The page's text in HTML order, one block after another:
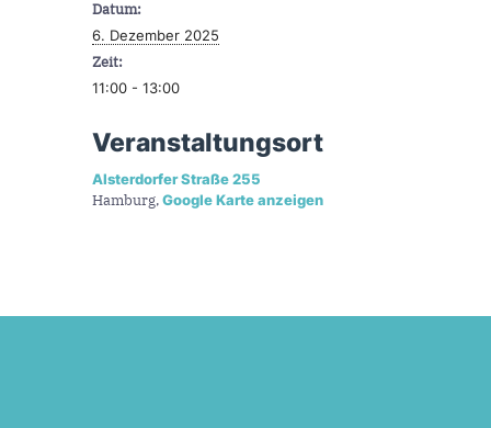
Datum:
6. Dezember 2025
Zeit:
11:00 - 13:00
Veranstaltungsort
Alsterdorfer Straße 255
Hamburg,Google Karte anzeigen